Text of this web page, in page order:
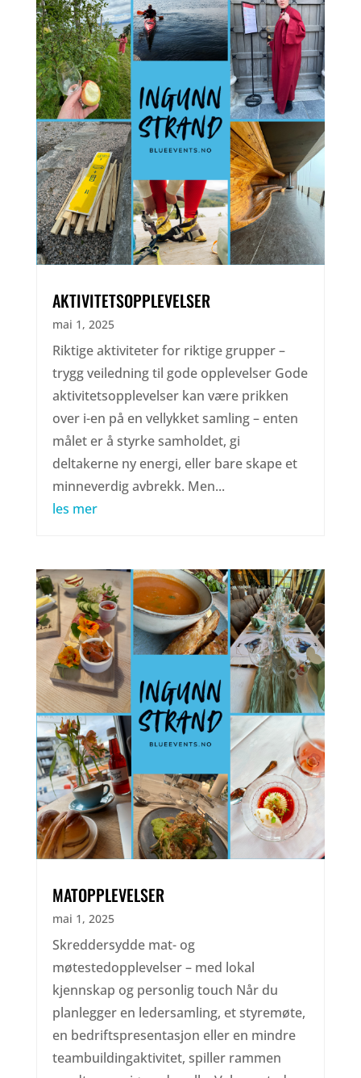
AKTIVITETSOPPLEVELSER
mai 1, 2025
Riktige aktiviteter for riktige grupper –
trygg veiledning til gode opplevelser Gode
aktivitetsopplevelser kan være prikken
over i-en på en vellykket samling – enten
målet er å styrke samholdet, gi
deltakerne ny energi, eller bare skape et
minneverdig avbrekk. Men...
les mer
MATOPPLEVELSER
mai 1, 2025
Skreddersydde mat- og
møtestedopplevelser – med lokal
kjennskap og personlig touch Når du
planlegger en ledersamling, et styremøte,
en bedriftspresentasjon eller en mindre
teambuildingaktivitet, spiller rammen